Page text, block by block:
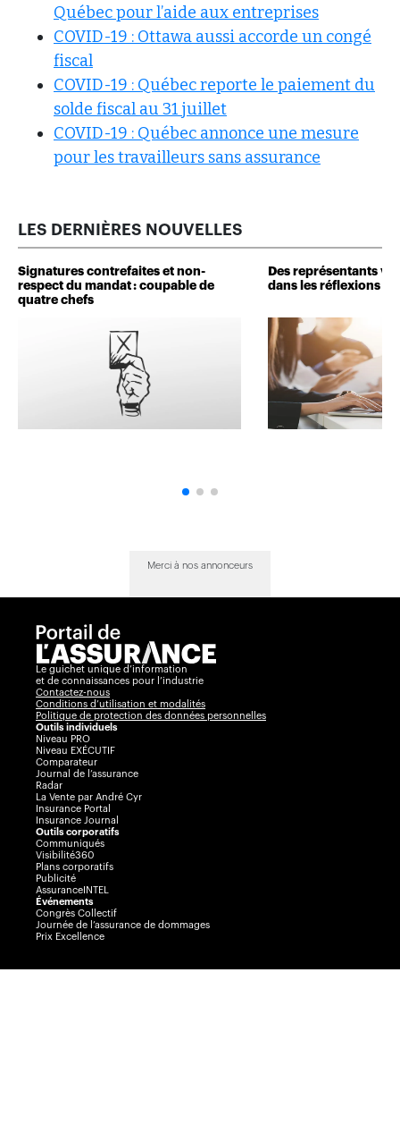
Québec pour l’aide aux entreprises
COVID-19 : Ottawa aussi accorde un congé
fiscal
COVID-19 : Québec reporte le paiement du
solde fiscal au 31 juillet
COVID-19 : Québec annonce une mesure
pour les travailleurs sans assurance
LES DERNIÈRES NOUVELLES
Signatures contrefaites et non-
respect du mandat : coupable de
quatre chefs
Des représentants
dans les réflexions de
Merci à nos annonceurs
Le guichet unique d’information
et de connaissances pour l’industrie
Contactez-nous
Conditions d’utilisation et modalités
Politique de protection des données personnelles
Outils individuels
Niveau PRO
Niveau EXÉCUTIF
Comparateur
Journal de l’assurance
Radar
La Vente par André Cyr
Insurance Portal
Insurance Journal
Outils corporatifs
Communiqués
Visibilité360
Plans corporatifs
Publicité
AssuranceINTEL
Événements
Congrès Collectif
Journée de l’assurance de dommages
Prix Excellence